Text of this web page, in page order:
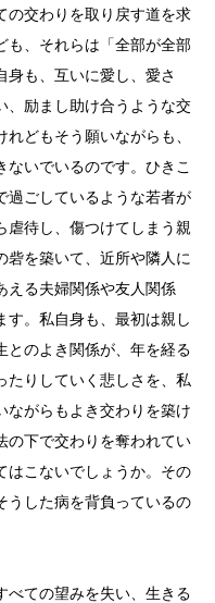
の交わりを取り戻す道を求
も、それらは「全部が全部
身も、互いに愛し、愛さ
、励まし助け合うような交
どもそう願いながらも、
いでいるのです。ひきこ
過ごしているような若者が
虐待し、傷つけてしまう親
砦を築いて、近所や隣人に
える夫婦関係や友人関係
す。私自身も、最初は親し
とのよき関係が、年を経る
たりしていく悲しさを、私
ながらもよき交わりを築け
の下で交わりを奪われてい
はこないでしょうか。その
うした病を背負っているの
ての望みを失い、生きる